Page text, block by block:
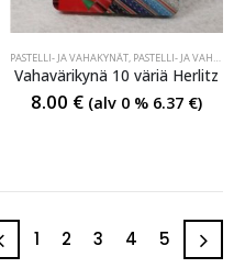
PASTEL ,OIL & SOFT PASTEL,PASTELLI- JA
PASTELLI- JA VAHAKYNÄT, PASTELLI- JA VAHAKYNÄT
Vahavärikynä 10 väriä Herlitz
8.00 € (alv 0 % 6.37 €)
1 2 3 4 5